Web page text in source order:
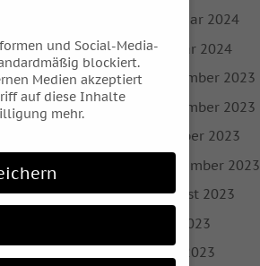
Februar 2024
Januar 2024
Dezember 2023
November 2023
Oktober 2023
September 2023
August 2023
Juli 2023
Juni 2023
und Social-Media-
blockiert.
Medien akzeptiert
auf diese Inhalte
mehr.